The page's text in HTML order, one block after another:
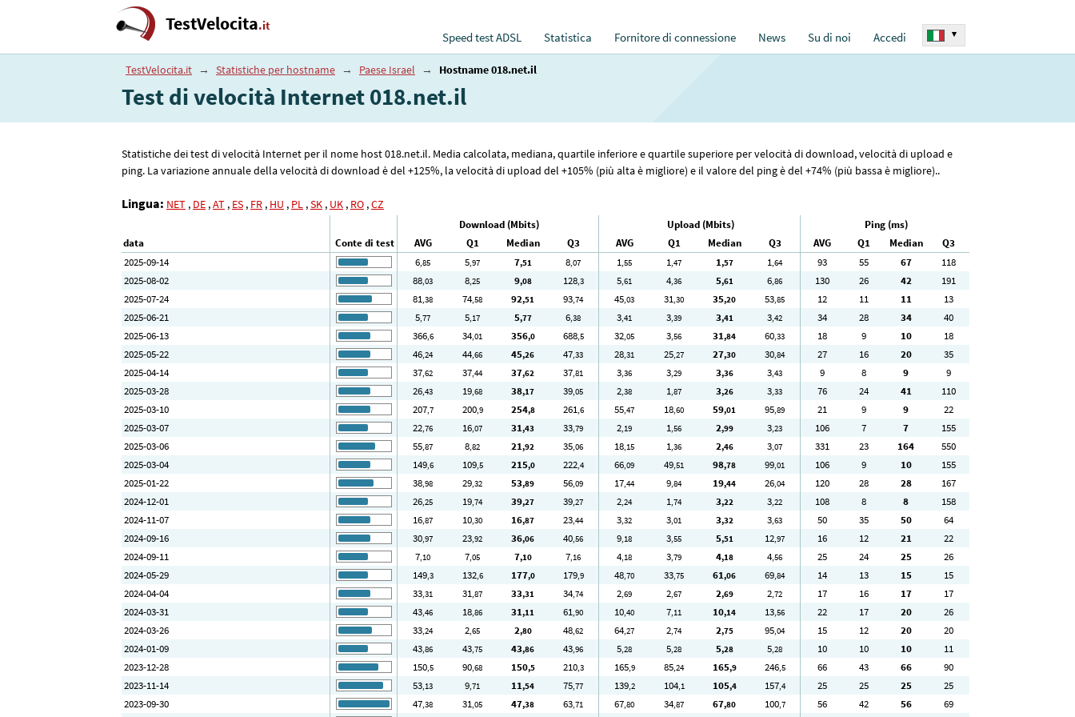
TestVelocita.it
Speed test ADSL Statistica Fornitore di connessione News Su di noi Accedi ▾
TestVelocita.it → Statistiche per hostname → Paese Israel → Hostname 018.net.il
Test di velocità Internet 018.net.il
Statistiche dei test di velocità Internet per il nome host 018.net.il. Media calcolata, mediana, quartile inferiore e quartile superiore per velocità di download, velocità di upload e
ping. La variazione annuale della velocità di download è del +125%, la velocità di upload del +105% (più alta è migliore) e il valore del ping è del +74% (più bassa è migliore)..
Lingua: NET , DE ,AT , ES , FR , HU , PL ,SK , UK , RO ,CZ
Download (Mbits) Upload (Mbits)
Ping (ms)
data
Conte di test AVG Q1 Median Q3 AVG Q1 Median Q3 AVG Q1 Median
Q3
2025-09-14
6,85 5,97 7,51 8,07 1,55 1,47 1,57 1,64 93 55 67
118
2025-08-02
88,03 8,25 9,08 128,3 5,61 4,36 5,61 6,86 130 26 42
191
2025-07-24
81,38 74,58 92,51 93,74 45,03 31,30 35,20 53,85 12 11 11
13
2025-06-21
5,77 5,17 5,77 6,38 3,41 3,39 3,41 3,42 34 28 34
40
2025-06-13
366,6 34,01 356,0 688,5 32,05 3,56 31,84 60,33 18 9 10
18
2025-05-22
46,24 44,66 45,26 47,33 28,31 25,27 27,30 30,84 27 16 20
35
2025-04-14
37,62 37,44 37,62 37,81 3,36 3,29 3,36 3,43 9 8 9
9
2025-03-28
26,43 19,68 38,17 39,05 2,38 1,87 3,26 3,33 76 24 41
110
2025-03-10
207,7 200,9 254,8 261,6 55,47 18,60 59,01 95,89 21 9 9
22
2025-03-07
22,76 16,07 31,43 33,79 2,19 1,56 2,99 3,23 106 7 7
155
2025-03-06
55,87 8,82 21,92 35,06 18,15 1,36 2,46 3,07 331 23 164
550
2025-03-04
149,6 109,5 215,0 222,4 66,09 49,51 98,78 99,01 106 9 10
155
2025-01-22
38,98 29,32 53,89 56,09 17,44 9,84 19,44 26,04 120 28 28
167
2024-12-01
26,25 19,74 39,27 39,27 2,24 1,74 3,22 3,22 108 8 8
158
2024-11-07
16,87 10,30 16,87 23,44 3,32 3,01 3,32 3,63 50 35 50
64
2024-09-16
30,97 23,92 36,06 40,56 9,18 3,55 5,51 12,97 16 12 21
22
2024-09-11
7,10 7,05 7,10 7,16 4,18 3,79 4,18 4,56 25 24 25
26
2024-05-29
149,3 132,6 177,0 179,9 48,70 33,75 61,06 69,84 14 13 15
15
2024-04-04
33,31 31,87 33,31 34,74 2,69 2,67 2,69 2,72 17 16 17
17
2024-03-31
43,46 18,86 31,11 61,90 10,40 7,11 10,14 13,56 22 17 20
26
2024-03-26
33,24 2,65 2,80 48,62 64,27 2,74 2,75 95,04 15 12 20
20
2024-01-09
43,86 43,75 43,86 43,96 5,28 5,28 5,28 5,28 10 10 10
11
2023-12-28
150,5 90,68 150,5 210,3 165,9 85,24 165,9 246,5 66 43 66
90
2023-11-14
53,13 9,71 11,54 75,77 139,2 104,1 105,4 157,4 25 25 25
25
2023-09-30
47,38 31,05 47,38 63,71 67,80 34,87 67,80 100,7 56 42 56
69